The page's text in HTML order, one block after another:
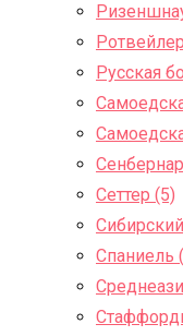
Русская
Сеттер (5)
Спаниель